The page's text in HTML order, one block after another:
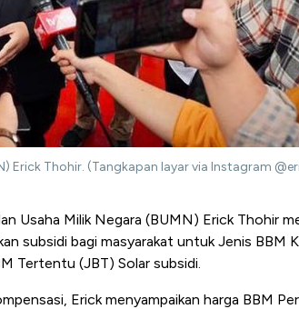
Erick Thohir. (Tangkapan layar via Instagram
Usaha Milik Negara (BUMN) Erick Thohir
subsidi bagi masyarakat untuk Jenis BBM
Tertentu (JBT) Solar subsidi.
Erick menyampaikan harga BBM